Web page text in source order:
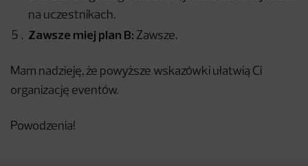
na uczestnikach.
Zawsze miej plan B: Zawsze.
Mam nadzieję, że powyższe wskazówki ułatwią Ci
organizację eventów.
Powodzenia!